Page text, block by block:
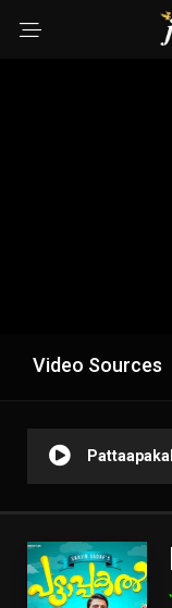
Video Sources